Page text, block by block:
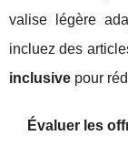
valise légère
incluez des
inclusive pour
Évaluer les